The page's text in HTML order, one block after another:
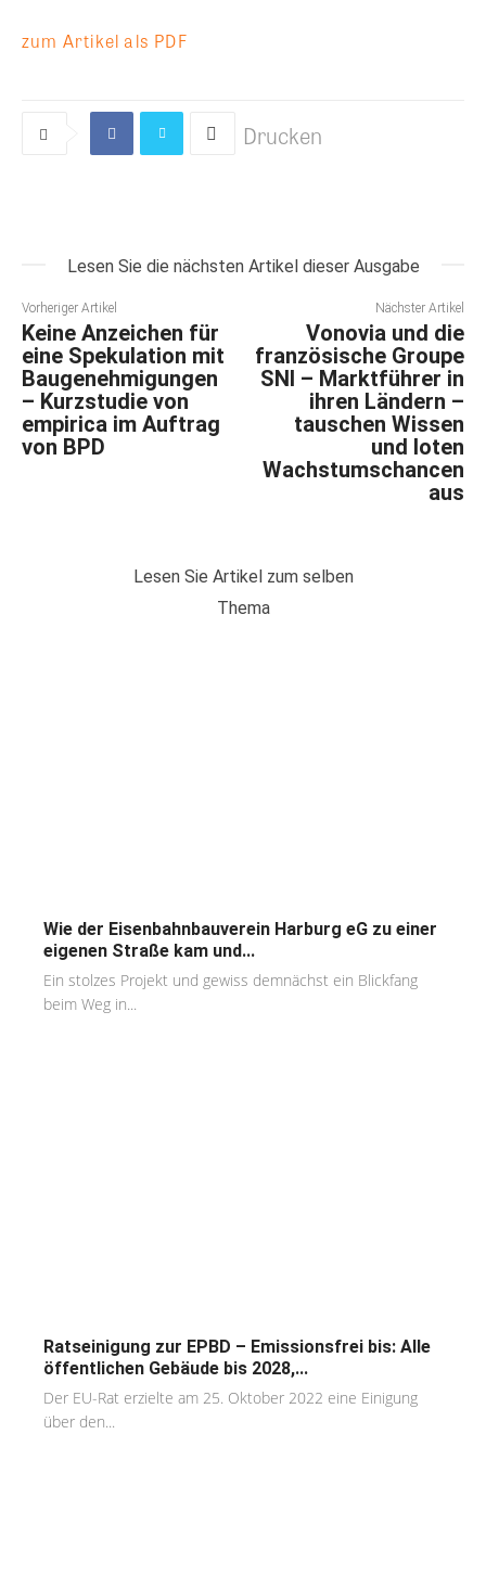
zum Artikel als PDF
Drucken
Lesen Sie die nächsten Artikel dieser Ausgabe
Vorheriger Artikel
Keine Anzeichen für
eine Spekulation mit
Baugenehmigungen
– Kurzstudie von
empirica im Auftrag
von BPD
Nächster Artikel
Vonovia und die
französische Groupe
SNI – Marktführer in
ihren Ländern –
tauschen Wissen
und loten
Wachstumschancen
aus
Lesen Sie Artikel zum selben
Thema
Wie der Eisenbahnbauverein Harburg eG zu einer
eigenen Straße kam und...
Ein stolzes Projekt und gewiss demnächst ein Blickfang
beim Weg in...
Ratseinigung zur EPBD – Emissionsfrei bis: Alle
öffentlichen Gebäude bis 2028,...
Der EU-Rat erzielte am 25. Oktober 2022 eine Einigung
über den...